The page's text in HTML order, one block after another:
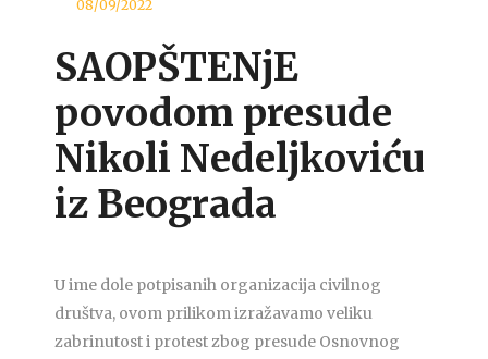
08/09/2022
SAOPŠTENjE
povodom presude
Nikoli Nedeljkoviću
iz Beograda
U ime dole potpisanih organizacija civilnog
društva, ovom prilikom izražavamo veliku
zabrinutost i protest zbog presude Osnovnog